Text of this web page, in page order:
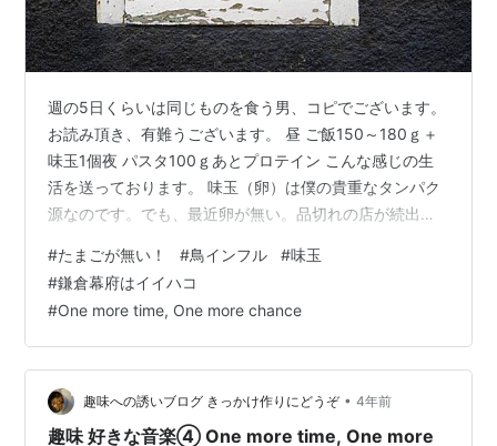
週の5日くらいは同じものを食う男、コピでございます。
お読み頂き、有難うございます。 昼 ご飯150～180ｇ＋
味玉1個夜 パスタ100ｇあとプロテイン こんな感じの生
活を送っております。 味玉（卵）は僕の貴重なタンパク
源なのです。でも、最近卵が無い。品切れの店が続出で
んなとこに売ってる訳ないのに・・・。 どうやら鳥イン
フルエンザの影響らしいです。スーパーから卵が無くな
った原因・・・。早く元に戻って欲しいと願います。 そ
うそう。味玉の話ですけど。味玉のタレって簡単に作れ
るんですよ。 醤油４：水３：みりん２：砂糖１ この4：
3：2：1を覚えておけば…
#たまごが無い！ #鳥インフル #味玉
#鎌倉幕府はイイハコ
#One more time, One more chance
趣味への誘いブログ きっかけ作りにどうぞ • 4年前
趣味 好きな音楽④ One more time, One more